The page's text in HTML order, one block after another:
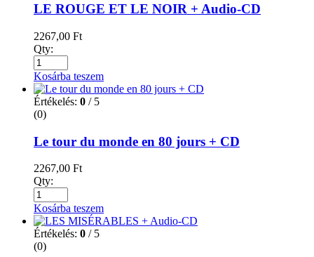
LE ROUGE ET LE NOIR + Audio-CD
2267,00 Ft
Qty:
Kosárba teszem
Értékelés: 0 / 5
(0)
Le tour du monde en 80 jours + CD
2267,00 Ft
Qty:
Kosárba teszem
Értékelés: 0 / 5
(0)